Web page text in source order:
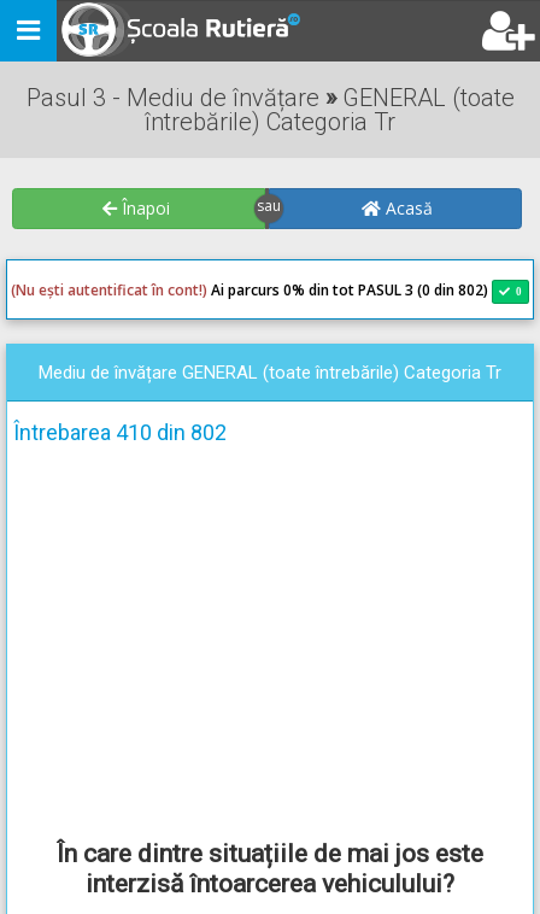
Toggle
navigation
Pasul 3 - Mediu de învățare »GENERAL (toate
întrebările) Categoria Tr
Înapoi Acasă
(Nu ești autentificat în cont!) Ai parcurs 0% din tot PASUL 3 (0 din 802) 0
Mediu de învățare GENERAL (toate întrebările) Categoria Tr
Întrebarea 410 din 802
În care dintre situațiile de mai jos este
interzisă întoarcerea vehiculului?